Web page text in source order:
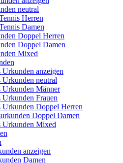
neutral
Herren
Damen
Doppel Herren
Doppel Damen
Mixed
Urkunden anzeigen
Urkunden neutral
Urkunden Männer
Urkunden Frauen
Urkunden Doppel Herren
Doppel Damen
Urkunden Mixed
anzeigen
Damen